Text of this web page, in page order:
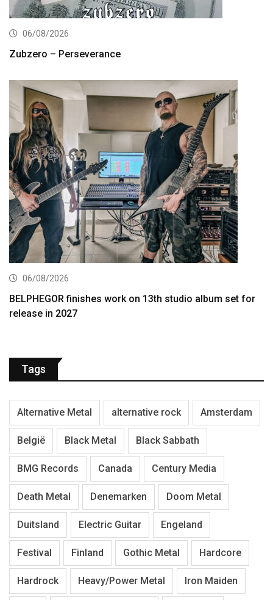
06/08/2026
Zubzero – Perseverance
06/08/2026
BELPHEGOR finishes work on 13th studio album set for
release in 2027
Tags
Alternative Metal alternative rock Amsterdam
België Black Metal Black Sabbath
BMG Records Canada Century Media
Death Metal Denemarken Doom Metal
Duitsland Electric Guitar Engeland
Festival Finland Gothic Metal Hardcore
Hardrock Heavy/Power Metal Iron Maiden